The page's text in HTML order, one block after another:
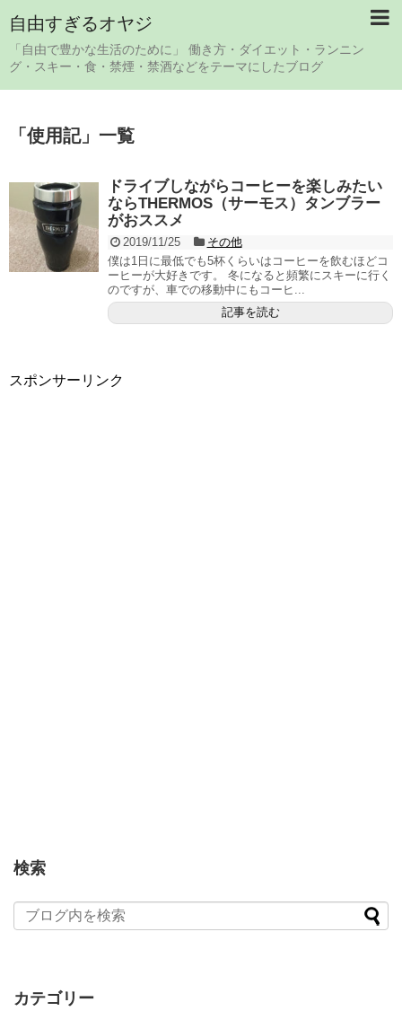
自由すぎるオヤジ
「自由で豊かな生活のために」 働き方・ダイエット・ランニン
グ・スキー・食・禁煙・禁酒などをテーマにしたブログ
「 使用記」 一覧
ドライブしながらコーヒーを楽しみたい
ならTHERMOS（サーモス）タンブラー
がおススメ
2019/11/25
その他
僕は1日に最低でも5杯くらいはコーヒーを飲むほどコ
ーヒーが大好きです。 冬になると頻繁にスキーに行く
のですが、車での移動中にもコーヒ...
記事を読む
スポンサーリンク
検索
カテゴリー